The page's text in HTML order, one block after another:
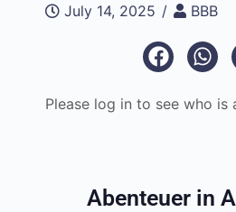
July 14, 2025 / BBB
Please log in to see who is
Abenteuer in